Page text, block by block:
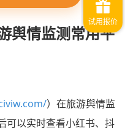
舆情监测常用平
）在旅游舆情监
可以实时查看小红书、抖